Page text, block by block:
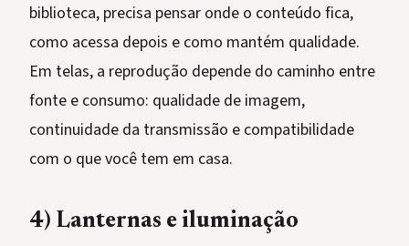
biblioteca, precisa pensar onde o conteúdo fica,
como acessa depois e como mantém qualidade.
Em telas, a reprodução depende do caminho entre
fonte e consumo: qualidade de imagem,
continuidade da transmissão e compatibilidade
com o que você tem em casa.
4) Lanternas e iluminação